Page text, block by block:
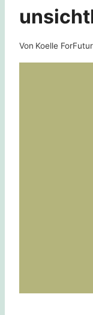
Von Koelle